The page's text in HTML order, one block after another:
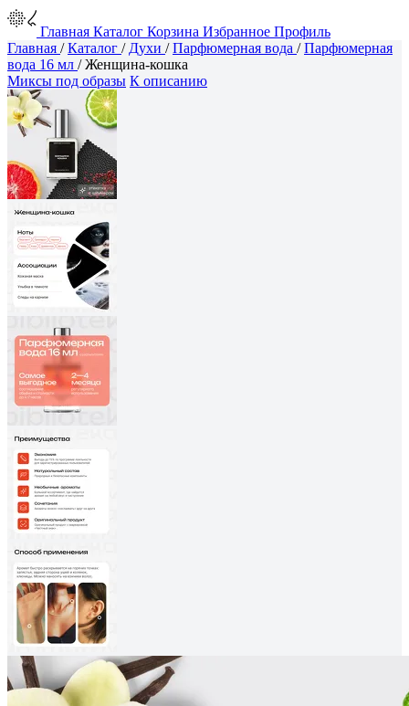
Главная Каталог Корзина Избранное Профиль
Главная /Каталог / Духи /Парфюмерная вода /Парфюмерная
вода 16 мл /Женщина-кошка
Миксы под образы К описанию